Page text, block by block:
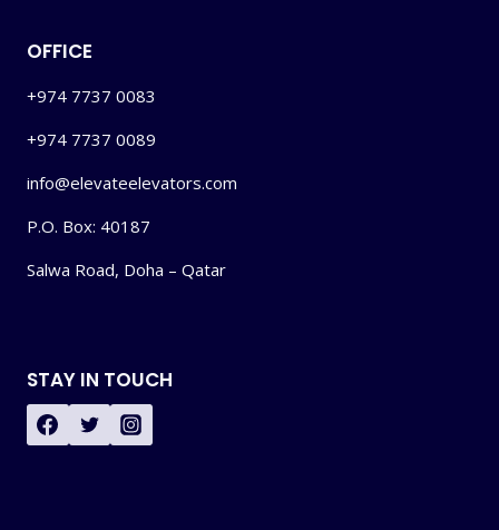
OFFICE
+974 7737 0083
+974 7737 0089
info@elevateelevators.com
P.O. Box: 40187
Salwa Road, Doha – Qatar
STAY IN TOUCH